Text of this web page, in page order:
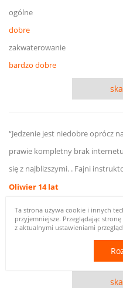
Ta strona używa cookie i innych
przyjemniejsze. Przeglądając
z aktualnymi ustawieniami
ogólne
dobre
zakwaterowanie
bardzo dobre
“Jedzenie jest niedobre oprócz
prawie kompletny brak
się z najblizszymi. . Fajni
Oliwier 14 lat
ogólne
dobre